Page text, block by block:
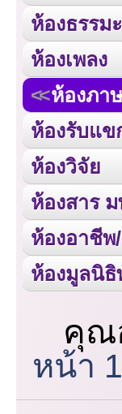
ห้องธรรมะ
ห้องเพลง
ห้องภา
ห้องรับแข
ห้องวิจัย
ห้องสาร
ห้องอาชีพ
ห้องมูลนิ
คุณ
หน้า 1